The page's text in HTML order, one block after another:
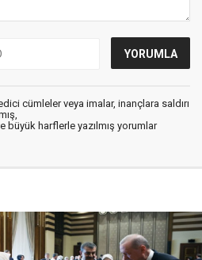
cümleler veya imalar, inançlara saldırı
büyük harflerle yazılmış yorumlar